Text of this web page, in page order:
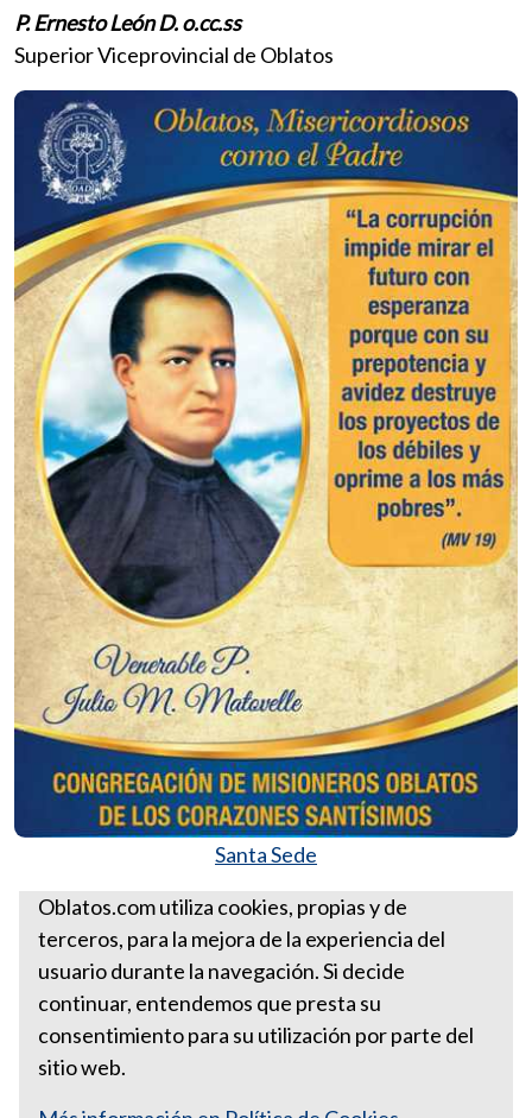
P. Ernesto León D. o.cc.ss
Superior Viceprovincial de Oblatos
Santa Sede
Más Homilías del Padre Ernesto León
HOMILÍA PARA EL 28 DE
JULIO DE 2013
Oblatos.com utiliza cookies, propias y de
terceros, para la mejora de la experiencia del
usuario durante la navegación. Si decide
continuar, entendemos que presta su
consentimiento para su utilización por parte del
sitio web.